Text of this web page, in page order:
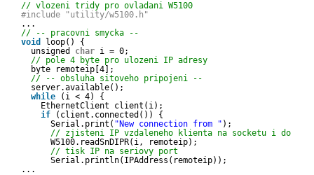
// vlozeni tridy pro ovladani W5100
#include "utility/w5100.h"
...
// -- pracovni smycka --
void
loop() {
unsigned char i = 0;
// pole 4 byte pro ulozeni IP adresy
byte remoteip[4];
// -- obsluha sitoveho pripojeni --
server.available();
while
(i < 4) {
EthernetClient client(i);
if
(client.connected()) {
Serial.print( "New connection from " );
// zjisteni IP vzdaleneho klienta na socketu i do
W5100.readSnDIPR(i, remoteip);
// tisk IP na seriovy port
Serial.println(IPAddress(remoteip));
...